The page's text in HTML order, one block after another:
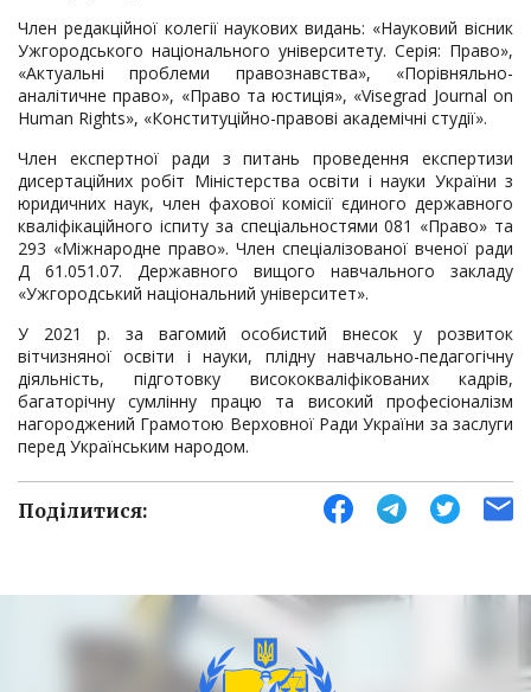
Член редакційної колегії наукових видань: «Науковий вісник
Ужгородського національного університету. Серія: Право»,
«Актуальні проблеми правознавства», «Порівняльно-
аналітичне право», «Право та юстиція», «Visegrad Journal on
Human Rights», «Конституційно-правові академічні студії».
Член експертної ради з питань проведення експертизи
дисертаційних робіт Міністерства освіти і науки України з
юридичних наук, член фахової комісії єдиного державного
кваліфікаційного іспиту за спеціальностями 081 «Право» та
293 «Міжнародне право». Член спеціалізованої вченої ради
Д 61.051.07. Державного вищого навчального закладу
«Ужгородський національний університет».
У 2021 р. за вагомий особистий внесок у розвиток
вітчизняної освіти і науки, плідну навчально-педагогічну
діяльність, підготовку висококваліфікованих кадрів,
багаторічну сумлінну працю та високий професіоналізм
нагороджений Грамотою Верховної Ради України за заслуги
перед Українським народом.
Поділитися: